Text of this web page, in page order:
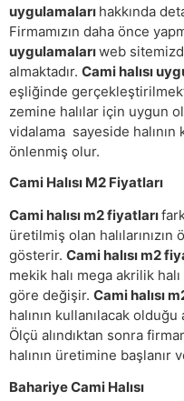
uygulamaları hakkında
Firmamızın daha önce
uygulamalarıweb
almaktadır. Cami halısı
eşliğinde
zemine halılar için uygun
vidalama sayeside halının
önlenmiş olur.
Cami Halısı M2 Fiyatları
Cami halısı m2 fiyatları
üretilmiş olan
gösterir. Cami halısı m2
mekik halı mega akrilik
göre değişir. Cami halısı
halının kullanılacak
Ölçü alındıktan sonra
halının üretimine başlanır
Bahariye Cami Halısı